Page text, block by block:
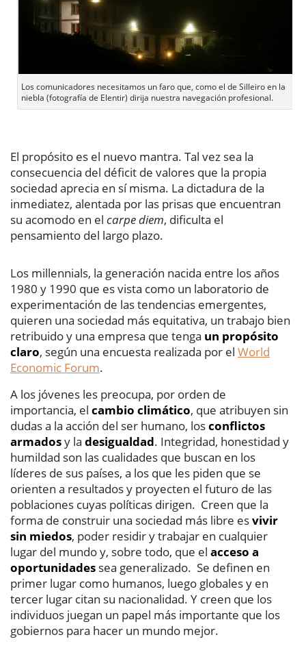
Los comunicadores necesitamos un faro que, como el de Silleiro en la
niebla (fotografía de Elentir) dirija nuestra navegación profesional.
El propósito es el nuevo mantra. Tal vez sea la
consecuencia del déficit de valores que la propia
sociedad aprecia en sí misma. La dictadura de la
inmediatez, alentada por las prisas que encuentran
su acomodo en el carpe diem, dificulta el
pensamiento del largo plazo.
Los millennials, la generación nacida entre los años
1980 y 1990 que es vista como un laboratorio de
experimentación de las tendencias emergentes,
quieren una sociedad más equitativa, un trabajo bien
retribuido y una empresa que tenga un propósito
claro, según una encuesta realizada por el World
Economic Forum.
A los jóvenes les preocupa, por orden de
importancia, el cambio climático, que atribuyen sin
dudas a la acción del ser humano, losconflictos
armadosy la desigualdad. Integridad, honestidad y
humildad son las cualidades que buscan en los
líderes de sus países, a los que les piden que se
orienten a resultados y proyecten el futuro de las
poblaciones cuyas políticas dirigen. Creen que la
forma de construir una sociedad más libre esvivir
sin miedos, poder residir y trabajar en cualquier
lugar del mundo y, sobre todo, que el acceso a
oportunidades sea generalizado. Se definen en
primer lugar como humanos, luego globales y en
tercer lugar citan su nacionalidad. Y creen que los
individuos juegan un papel más importante que los
gobiernos para hacer un mundo mejor.